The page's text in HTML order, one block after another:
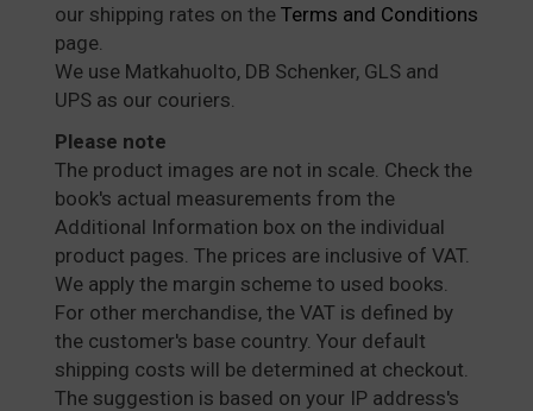
our shipping rates on the Terms and Conditions
page.
We use Matkahuolto, DB Schenker, GLS and
UPS as our couriers.
Please note
The product images are not in scale. Check the
book's actual measurements from the
Additional Information box on the individual
product pages. The prices are inclusive of VAT.
We apply the margin scheme to used books.
For other merchandise, the VAT is defined by
the customer's base country. Your default
shipping costs will be determined at checkout.
The suggestion is based on your IP address's